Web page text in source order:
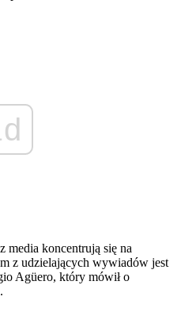
media koncentrują się na
z udzielających wywiadów jest
Agüero, który mówił o